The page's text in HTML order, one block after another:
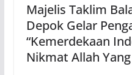
Majelis Taklim
Depok Gelar
“Kemerdekaan
Nikmat Allah